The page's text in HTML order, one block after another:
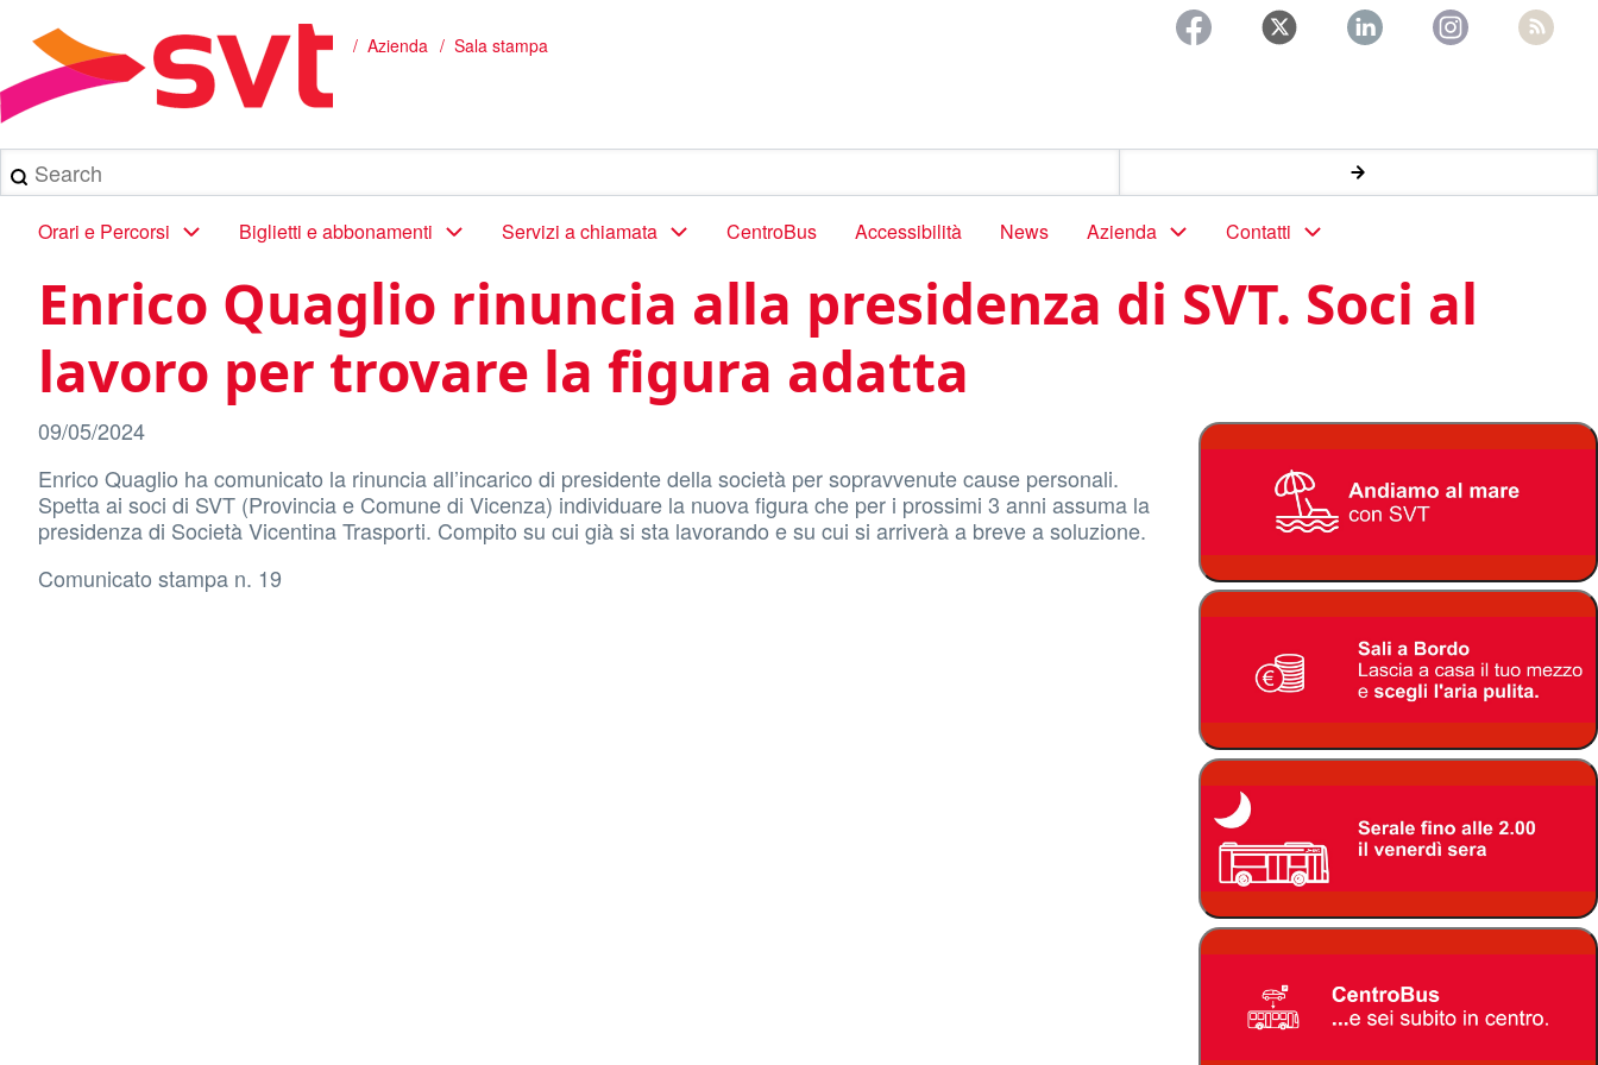
contenuto
principale
Briciole
di
pane
Azienda Sala stampa
Search
Main
navigation
Orari e Percorsi Biglietti e abbonamenti Servizi a chiamata CentroBus Accessibilità News Azienda Contatti
Enrico Quaglio rinuncia alla presidenza di SVT. Soci al
lavoro per trovare la figura adatta
09/05/2024
Enrico Quaglio ha comunicato la rinuncia all’incarico di presidente della società per sopravvenute cause personali.
Spetta ai soci di SVT (Provincia e Comune di Vicenza) individuare la nuova figura che per i prossimi 3 anni assuma la
presidenza di Società Vicentina Trasporti. Compito su cui già si sta lavorando e su cui si arriverà a breve a soluzione.
Comunicato stampa n. 19